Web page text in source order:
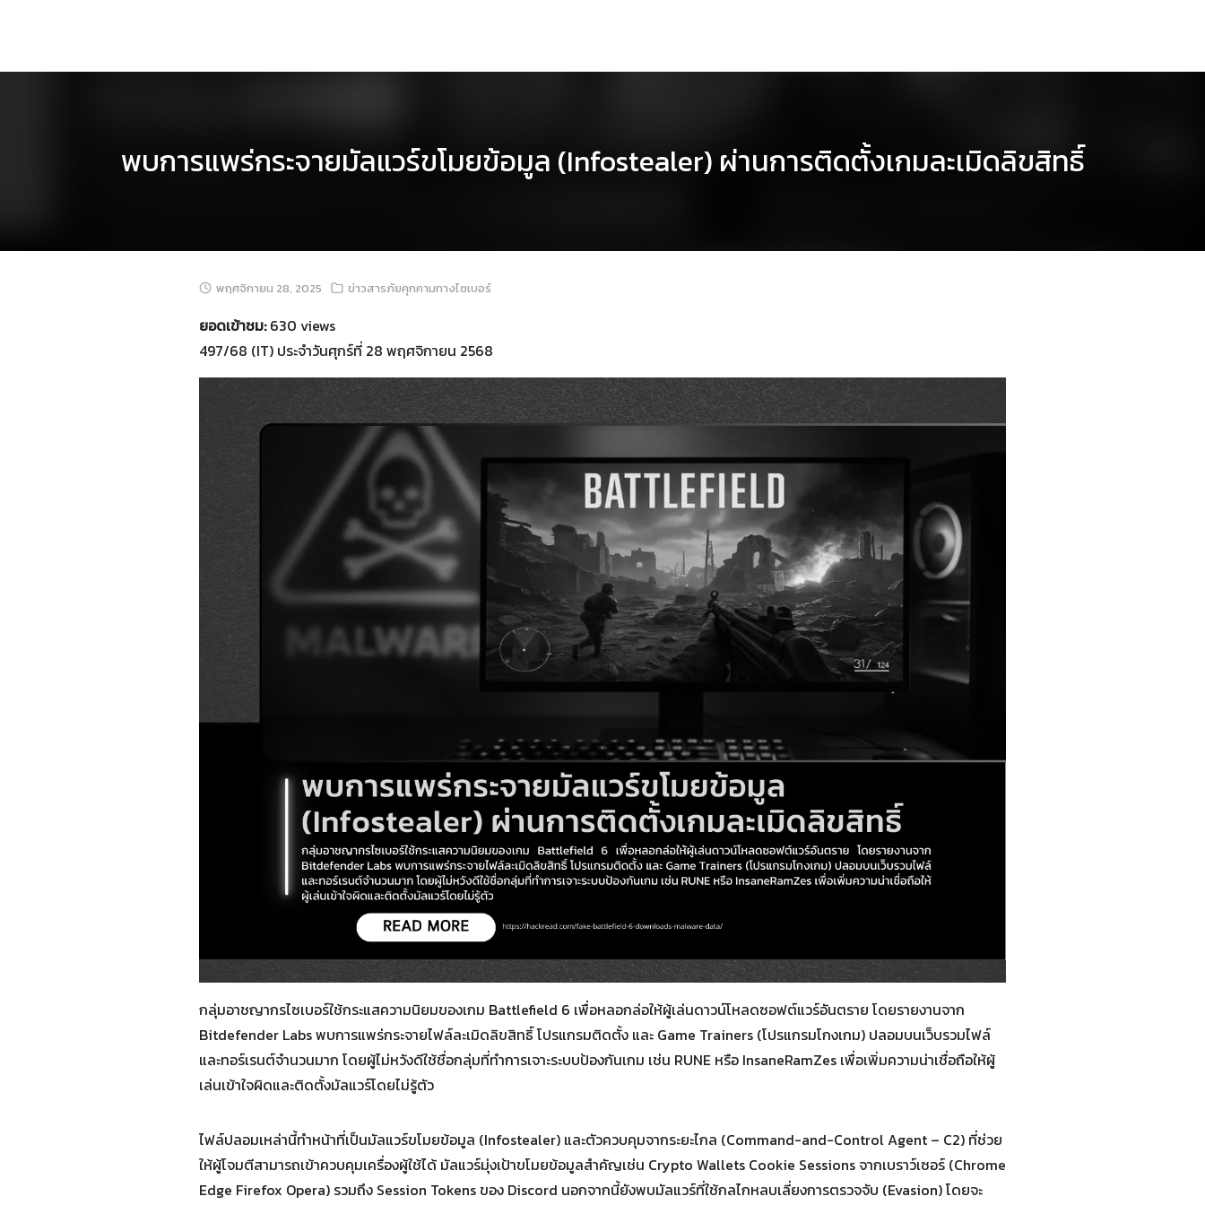
Search
for:
Search
พบการแพร่กระจายมัลแวร์ขโมยข้อมูล (Infostealer) ผ่านการติดตั้งเกมละเมิดลิขสิทธิ์
พฤศจิกายน 28, 2025 ข่าวสารภัยคุกคามทางไซเบอร์
ยอดเข้าชม:630 views
497/68 (IT) ประจำวันศุกร์ที่ 28 พฤศจิกายน 2568
กลุ่มอาชญากรไซเบอร์ใช้กระแสความนิยมของเกม Battlefield 6 เพื่อหลอกล่อให้ผู้เล่นดาวน์โหลดซอฟต์แวร์อันตราย โดยรายงานจาก
Bitdefender Labs พบการแพร่กระจายไฟล์ละเมิดลิขสิทธิ์ โปรแกรมติดตั้ง และ Game Trainers (โปรแกรมโกงเกม) ปลอมบนเว็บรวมไฟล์
และทอร์เรนต์จำนวนมาก โดยผู้ไม่หวังดีใช้ชื่อกลุ่มที่ทำการเจาะระบบป้องกันเกม เช่น RUNE หรือ InsaneRamZes เพื่อเพิ่มความน่าเชื่อถือให้ผู้
เล่นเข้าใจผิดและติดตั้งมัลแวร์โดยไม่รู้ตัว
ไฟล์ปลอมเหล่านี้ทำหน้าที่เป็นมัลแวร์ขโมยข้อมูล (Infostealer) และตัวควบคุมจากระยะไกล (Command-and-Control Agent – C2) ที่ช่วย
ให้ผู้โจมตีสามารถเข้าควบคุมเครื่องผู้ใช้ได้ มัลแวร์มุ่งเป้าขโมยข้อมูลสำคัญเช่น Crypto Wallets Cookie Sessions จากเบราว์เซอร์ (Chrome
Edge Firefox Opera) รวมถึง Session Tokens ของ Discord นอกจากนี้ยังพบมัลแวร์ที่ใช้กลไกหลบเลี่ยงการตรวจจับ (Evasion) โดยจะ